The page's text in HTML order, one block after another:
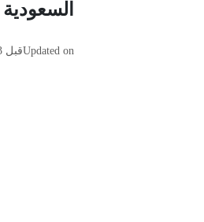
السعودية
Updated onقبل 3 أشهر